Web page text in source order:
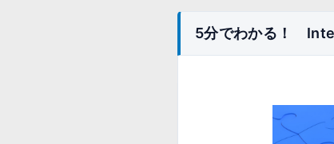
5分でわかる！